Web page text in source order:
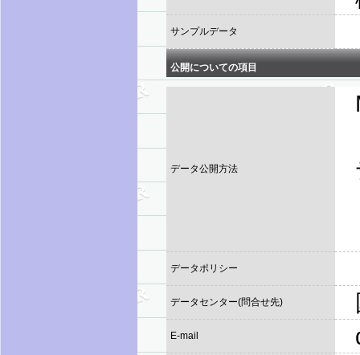
サンプルデータ
公開についての項目
データ公開方法
データポリシー
データセンター(問合せ先)
E-mail